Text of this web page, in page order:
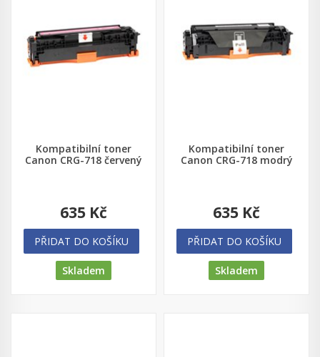
Kompatibilní toner
Canon CRG-718 červený
635 Kč
PŘIDAT DO KOŠÍKU
Skladem
Kompatibilní toner
Canon CRG-718 modrý
635 Kč
PŘIDAT DO KOŠÍKU
Skladem